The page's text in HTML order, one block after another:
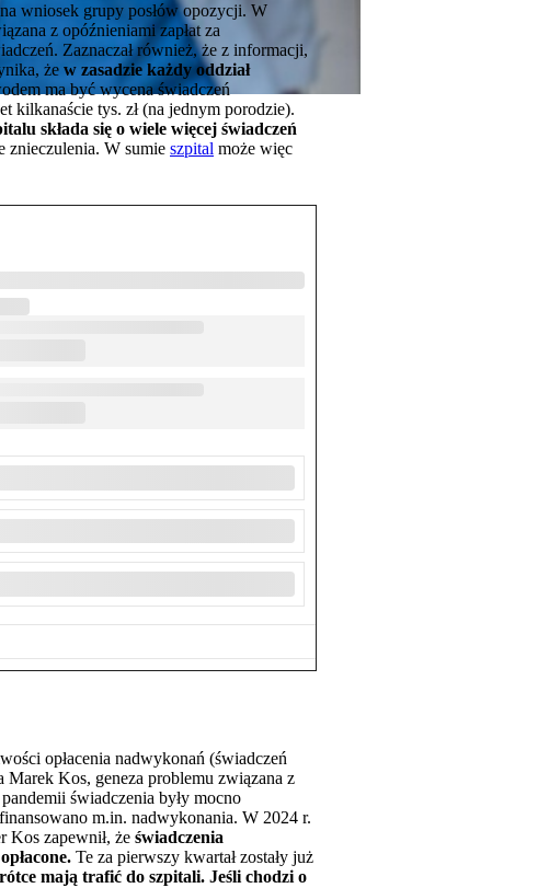
wniosek grupy posłów opozycji. W
z opóźnieniami zapłat za
Zaznaczał również, że z informacji,
że w zasadzie każdy oddział
ma być wycena świadczeń
kilkanaście tys. zł (na jednym porodzie).
składa się o wiele więcej świadczeń
znieczulenia. W sumie szpital może więc
opłacenia nadwykonań (świadczeń
Kos, geneza problemu związana z
świadczenia były mocno
m.in. nadwykonania. W 2024 r.
Kos zapewnił, że świadczenia
Te za pierwszy kwartał zostały już
mają trafić do szpitali. Jeśli chodzi o